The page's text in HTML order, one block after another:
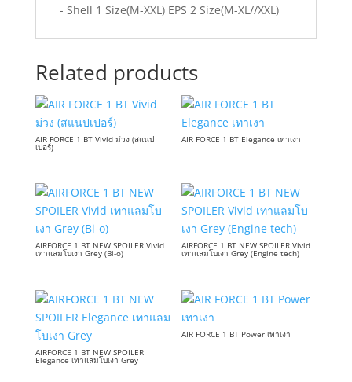
- Shell 1 Size(M-XXL) EPS 2 Size(M-XL//XXL)
Related products
AIR FORCE 1 BT Vivid ม่วง (สแนป
เปอร์)
AIR FORCE 1 BT Elegance เทาเงา
AIRFORCE 1 BT NEW SPOILER Vivid
เทาแลมโบเงา Grey (Bi-o)
AIRFORCE 1 BT NEW SPOILER Vivid
เทาแลมโบเงา Grey (Engine tech)
AIRFORCE 1 BT NEW SPOILER
Elegance เทาแลมโบเงา Grey
AIR FORCE 1 BT Power เทาเงา